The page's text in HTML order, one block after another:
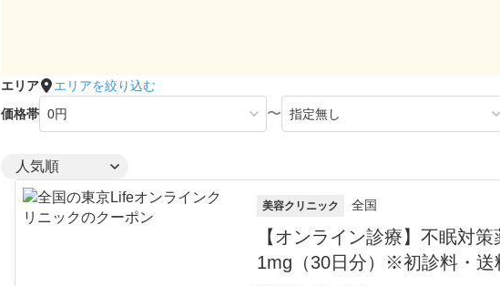
エリア
エリアを絞り込む
価格帯
〜
美容クリニック 全国
【オンライン診療】不眠対
1mg（30日分）※初診料・送